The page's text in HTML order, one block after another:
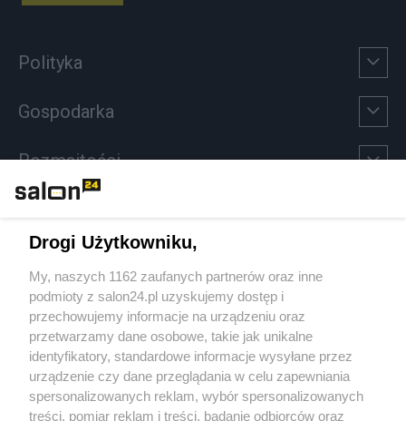
Polityka
Gospodarka
Rozmaitości
Sport
Społeczeństwo
Kultura
Drogi Użytkowniku,
My, naszych 1162 zaufanych partnerów oraz inne
podmioty z salon24.pl uzyskujemy dostęp i
przechowujemy informacje na urządzeniu oraz
przetwarzamy dane osobowe, takie jak unikalne
identyfikatory, standardowe informacje wysyłane przez
urządzenie czy dane przeglądania w celu zapewniania
spersonalizowanych reklam, wybór spersonalizowanych
treści, pomiar reklam i treści, badanie odbiorców oraz